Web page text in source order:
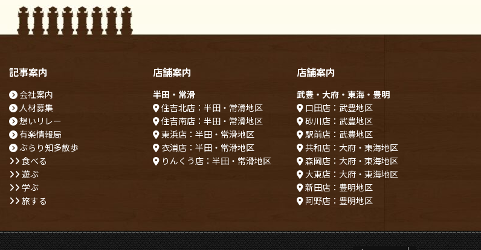
記事案内
会社案内
人材募集
想いリレー
有楽情報局
ぶらり知多散歩
食べる
遊ぶ
学ぶ
旅する
店舗案内
半田・常滑
住吉北店：半田・常滑地区
住吉南店：半田・常滑地区
東浜店：半田・常滑地区
衣浦店：半田・常滑地区
りんくう店：半田・常滑地区
店舗案内
武豊・大府・東海・豊明
口田店：武豊地区
砂川店：武豊地区
駅前店：武豊地区
共和店：大府・東海地区
森岡店：大府・東海地区
大東店：大府・東海地区
新田店：豊明地区
阿野店：豊明地区